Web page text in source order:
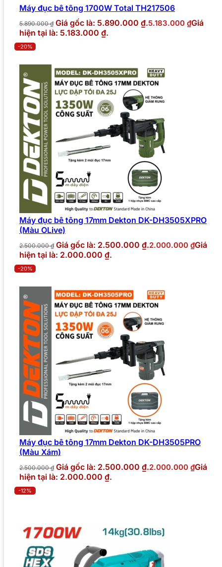
Máy đục bê tông 1700W Total TH217506
5.890.000₫ Giá gốc là: 5.890.000 ₫.5.183.000 ₫Giá
hiện tại là: 5.183.000 ₫.
-20%
Máy đục bê tông 17mm Dekton DK-DH3505XPRO
(Màu OLive)
2.500.000₫ Giá gốc là: 2.500.000 ₫.2.000.000 ₫Giá
hiện tại là: 2.000.000 ₫.
-20%
Máy đục bê tông 17mm Dekton DK-DH3505PRO
(Màu Xám)
2.500.000₫ Giá gốc là: 2.500.000 ₫.2.000.000 ₫Giá
hiện tại là: 2.000.000 ₫.
-12%